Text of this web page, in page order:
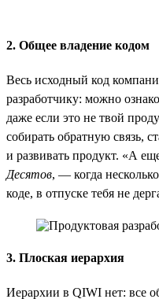
2. Общее владение кодом
Весь исходный код
разработчику: можно
даже если это не твой
собирать обратную связь,
и развивать продукт. «А
Десятов, — когда
коде, в отпуске тебя не
3. Плоская иерархия
Иерархии в QIWI нет: все